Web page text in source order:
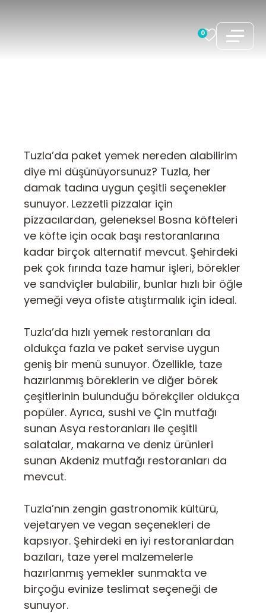
0
Tuzla’da paket yemek nereden alabilirim
diye mi düşünüyorsunuz? Tuzla, her
damak tadına uygun çeşitli seçenekler
sunuyor. Lezzetli pizzalar için
pizzacılardan, geleneksel Bosna köfteleri
ve köfte için ocak başı restoranlarına
kadar birçok alternatif mevcut. Şehirdeki
pek çok fırında taze hamur işleri, börekler
ve sandviçler bulabilir, bunlar hızlı bir öğle
yemeği veya ofiste atıştırmalık için ideal.
Tuzla’da hızlı yemek restoranları da
oldukça fazla ve paket servise uygun
geniş bir menü sunuyor. Özellikle, taze
hazırlanmış böreklerin ve diğer börek
çeşitlerinin bulunduğu börekçiler oldukça
popüler. Ayrıca, sushi ve Çin mutfağı
sunan Asya restoranları ile çeşitli
salatalar, makarna ve deniz ürünleri
sunan Akdeniz mutfağı restoranları da
mevcut.
Tuzla’nın zengin gastronomik kültürü,
vejetaryen ve vegan seçenekleri de
kapsıyor. Şehirdeki en iyi restoranlardan
bazıları, taze yerel malzemelerle
hazırlanmış yemekler sunmakta ve
birçoğu evinize teslimat seçeneği de
sunuyor.